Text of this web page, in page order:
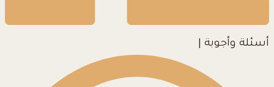
أسئلة وأجوبة